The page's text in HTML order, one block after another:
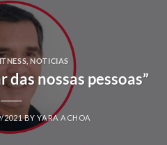
,NOTICIAS
das nossas pessoas”
2021BYYARA ACHOA